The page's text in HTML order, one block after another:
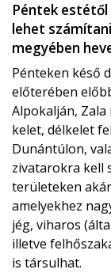
Péntek
lehet
megyében
Pénteken késő
előterében
Alpokalján,
kelet, délkelet
Dunántúlon,
zivatarokra kell
területeken
amelyekhez
jég, viharos
illetve
is társulhat.